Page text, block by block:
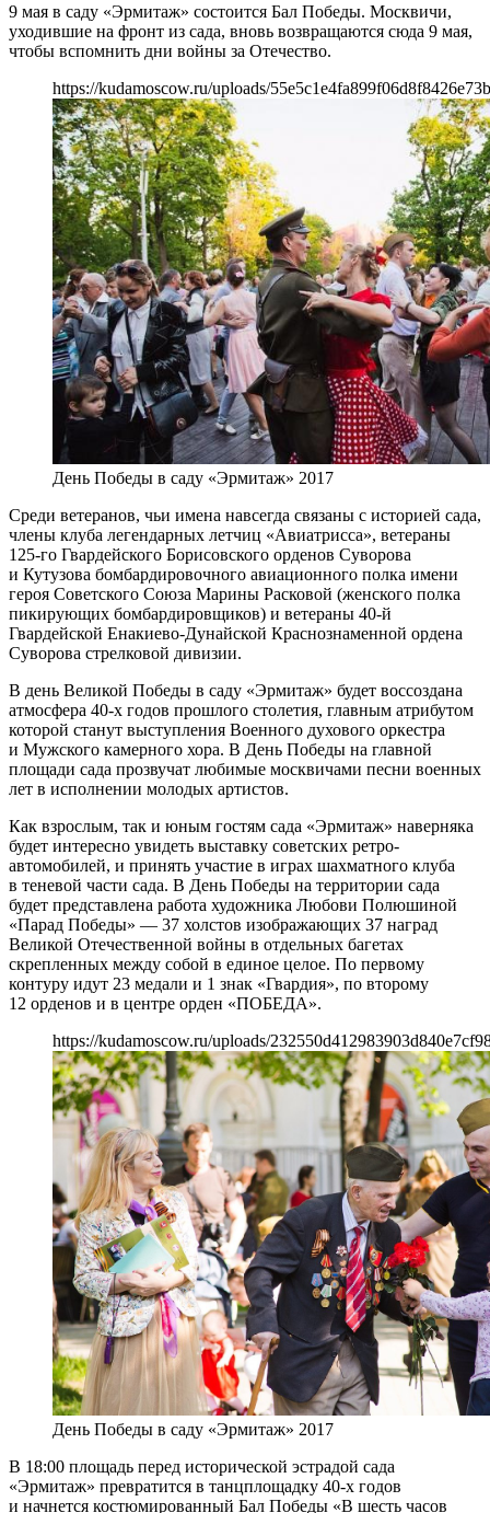
9 мая в саду «Эрмитаж» состоится Бал Победы. Москвичи,
уходившие на фронт из сада, вновь возвращаются сюда 9 мая,
чтобы вспомнить дни войны за Отечество.
https://kudamoscow.ru/uploads/
День Победы в саду «Эрмитаж» 2017
Среди ветеранов, чьи имена навсегда связаны с историей сада,
члены клуба легендарных летчиц «Авиатрисса», ветераны
125-го Гвардейского Борисовского орденов Суворова
и Кутузова бомбардировочного авиационного полка имени
героя Советского Союза Марины Расковой (женского полка
пикирующих бомбардировщиков) и ветераны 40-й
Гвардейской Енакиево-Дунайской Краснознаменной ордена
Суворова стрелковой дивизии.
В день Великой Победы в саду «Эрмитаж» будет воссоздана
атмосфера 40-х годов прошлого столетия, главным атрибутом
которой станут выступления Военного духового оркестра
и Мужского камерного хора. В День Победы на главной
площади сада прозвучат любимые москвичами песни военных
лет в исполнении молодых артистов.
Как взрослым, так и юным гостям сада «Эрмитаж» наверняка
будет интересно увидеть выставку советских ретро-
автомобилей, и принять участие в играх шахматного клуба
в теневой части сада. В День Победы на территории сада
будет представлена работа художника Любови Полюшиной
«Парад Победы» — 37 холстов изображающих 37 наград
Великой Отечественной войны в отдельных багетах
скрепленных между собой в единое целое. По первому
контуру идут 23 медали и 1 знак «Гвардия», по второму
12 орденов и в центре орден «ПОБЕДА».
https://kudamoscow.ru/uploads/
День Победы в саду «Эрмитаж» 2017
В 18:00 площадь перед исторической эстрадой сада
«Эрмитаж» превратится в танцплощадку 40-х годов
и начнется костюмированный Бал Победы «В шесть часов